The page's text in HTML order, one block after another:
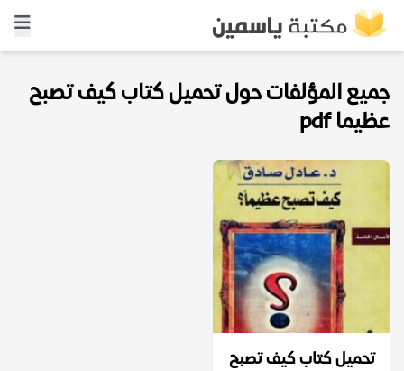
جميع المؤلفات حول تحميل كتاب كيف تصبح
عظيما pdf
تحميل كتاب كيف تصبح